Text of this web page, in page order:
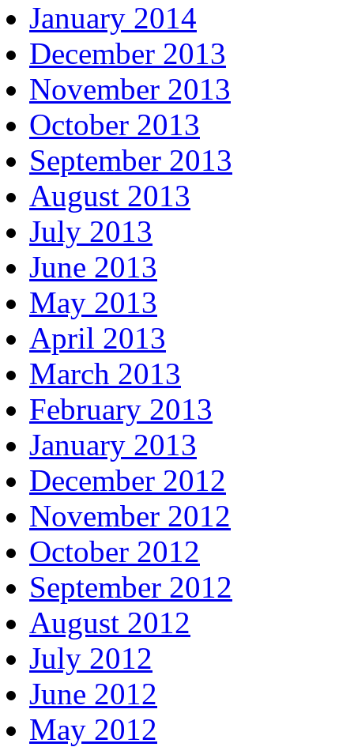
January 2014
December 2013
November 2013
October 2013
September 2013
August 2013
July 2013
June 2013
May 2013
April 2013
March 2013
February 2013
January 2013
December 2012
November 2012
October 2012
September 2012
August 2012
July 2012
June 2012
May 2012